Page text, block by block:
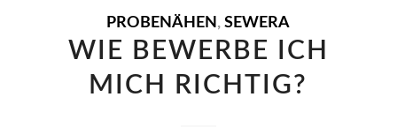
PROBENÄHEN ,SEWERA
WIE BEWERBE ICH
MICH RICHTIG?